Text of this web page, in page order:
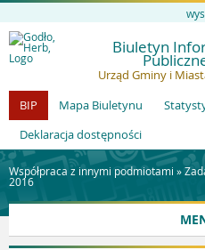
Biuletyn
Urząd Gminy i
BIP
Mapa Biuletynu
Deklaracja dostępności
Współpraca z innymi podmiotami »
2016